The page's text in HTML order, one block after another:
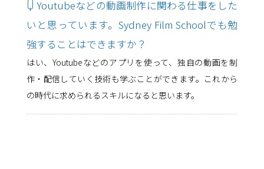
Youtubeなどの動画制作に関わる仕事をした
いと思っています。Sydney Film Schoolでも勉
強することはできますか？
はい、Youtubeなどのアプリを使って、独自の動画を制
作・配信していく技術も学ぶことができます。これから
の時代に求められるスキルになると思います。